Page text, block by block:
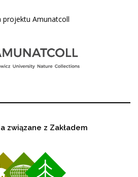
projektu Amunatcoll
związane z Zakładem